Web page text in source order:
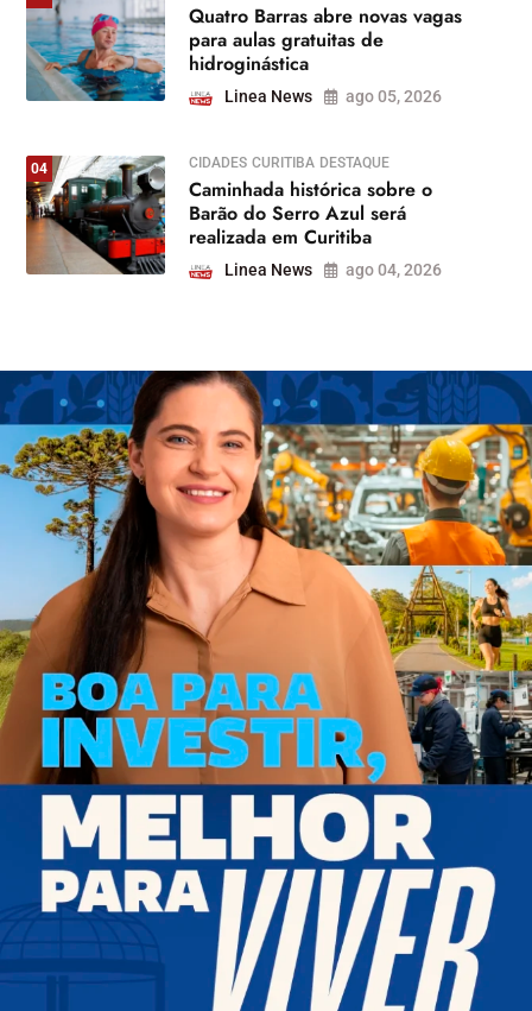
Quatro Barras abre novas vagas
para aulas gratuitas de
hidroginástica
Linea News ago 05, 2026
04 CIDADES CURITIBA DESTAQUE
Caminhada histórica sobre o
Barão do Serro Azul será
realizada em Curitiba
Linea News ago 04, 2026